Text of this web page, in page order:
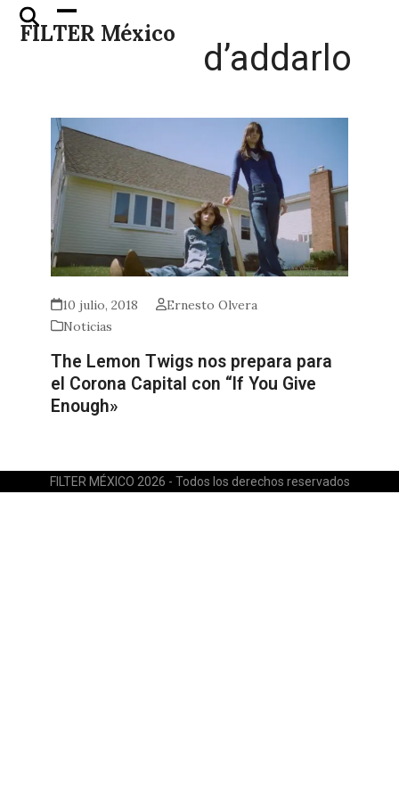
Skip
FILTER México
Open
mobile
Close
mobile
d’addarlo
10 julio, 2018
Ernesto Olvera
Noticias
The Lemon Twigs nos prepara para
el Corona Capital con “If You Give
Enough»
FILTER MÉXICO 2026 - Todos los derechos reservados